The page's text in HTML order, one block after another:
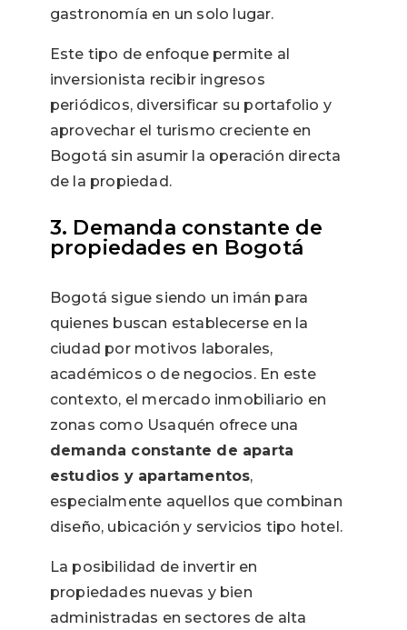
gastronomía en un solo lugar.
Este tipo de enfoque permite al
inversionista recibir ingresos
periódicos, diversificar su portafolio y
aprovechar el turismo creciente en
Bogotá sin asumir la operación directa
de la propiedad.
3. Demanda constante de
propiedades en Bogotá
Bogotá sigue siendo un imán para
quienes buscan establecerse en la
ciudad por motivos laborales,
académicos o de negocios. En este
contexto, el mercado inmobiliario en
zonas como Usaquén ofrece una
demanda constante de aparta
estudios y apartamentos,
especialmente aquellos que combinan
diseño, ubicación y servicios tipo hotel.
La posibilidad de invertir en
propiedades nuevas y bien
administradas en sectores de alta